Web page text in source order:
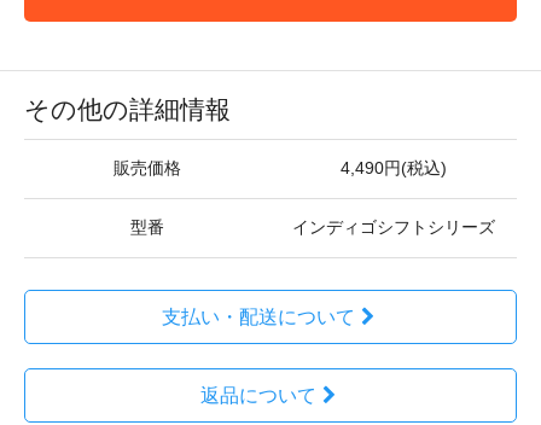
その他の詳細情報
販売価格 4,490円(税込)
型番 インディゴシフトシリーズ
支払い・配送について
返品について